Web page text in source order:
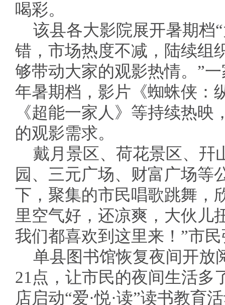
喝彩。
该县各大影院展开暑期档
错，市场热度不减，陆续组
够带动大家的观影热情。”
年暑期档，影片《蜘蛛侠：
《超能一家人》等持续热
的观影需求。
戴月景区、荷花景区、幵
园、三元广场、财富广场等
下，聚集的市民唱歌跳舞，
里空气好，还凉爽，大伙儿
我们都喜欢到这里来！”市
单县图书馆恢复夜间开放
21点，让市民的夜间生活多
店启动“爱·悦·读”读书教育